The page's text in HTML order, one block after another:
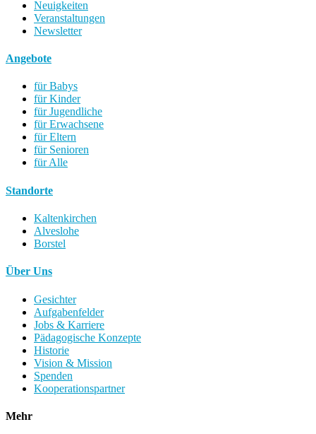
Neuigkeiten
Veranstaltungen
Newsletter
Angebote
für Babys
für Kinder
für Jugendliche
für Erwachsene
für Eltern
für Senioren
für Alle
Standorte
Kaltenkirchen
Alveslohe
Borstel
Über Uns
Gesichter
Aufgabenfelder
Jobs & Karriere
Pädagogische Konzepte
Historie
Vision & Mission
Spenden
Kooperationspartner
Mehr